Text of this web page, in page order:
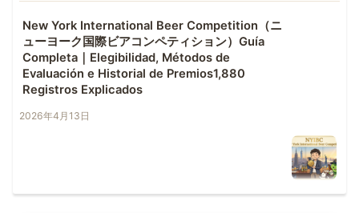
New York International Beer Competition（ニ
ューヨーク国際ビアコンペティション）Guía
Completa｜Elegibilidad, Métodos de
Evaluación e Historial de Premios1,880
Registros Explicados
2026年4月13日